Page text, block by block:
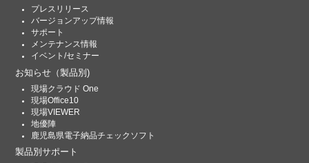
プレスリリース
バージョンアップ情報
サポート
メンテナンス情報
イベント/セミナー
お知らせ （製品別)
現場クラウド One
現場Office10
現場VIEWER
地優陣
鹿児島県電子納品チェックソフト
製品別サポート